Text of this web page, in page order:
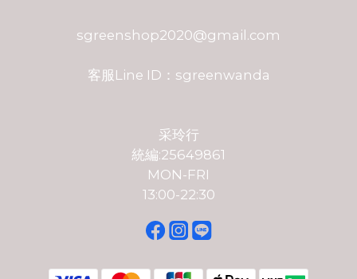
sgreenshop2020@gmail.com
客服Line ID：sgreenwanda
采玲行
統編:25649861
MON-FRI
13:00-22:30